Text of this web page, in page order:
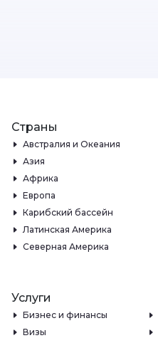
Страны
Австралия и Океания
Азия
Африка
Европа
Карибский бассейн
Латинская Америка
Северная Америка
Услуги
Бизнес и финансы
Визы